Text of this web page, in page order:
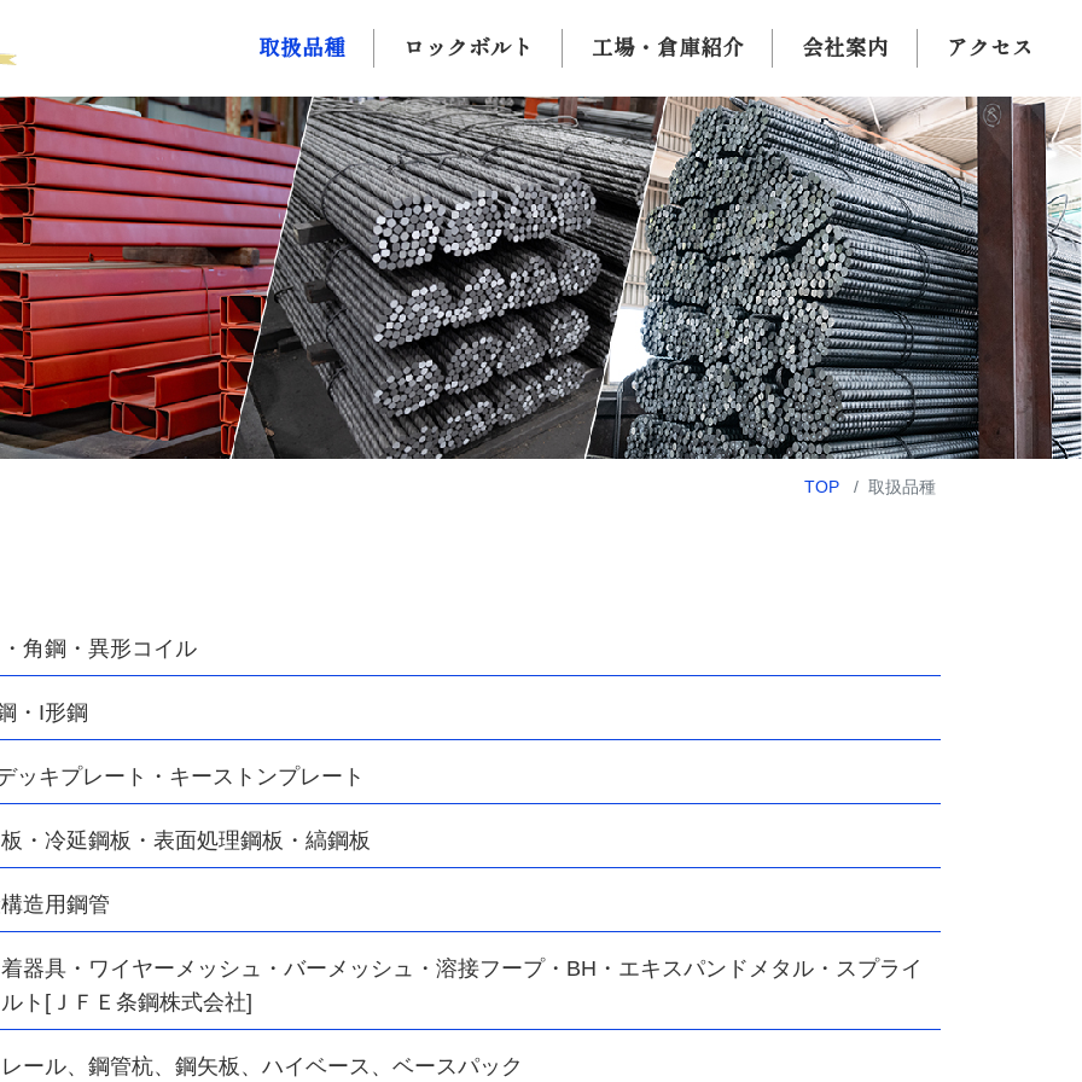
取扱品種 ロックボルト 工場・倉庫紹介 会社案内 アクセス
TOP 取扱品種
角鋼・異形コイル
・I形鋼
ッキプレート・キーストンプレート
・冷延鋼板・表面処理鋼板・縞鋼板
造用鋼管
器具・ワイヤーメッシュ・バーメッシュ・溶接フープ・BH・エキスパンドメタル・スプライ
ト[ＪＦＥ条鋼株式会社]
ール、鋼管杭、鋼矢板、ハイベース、ベースパック